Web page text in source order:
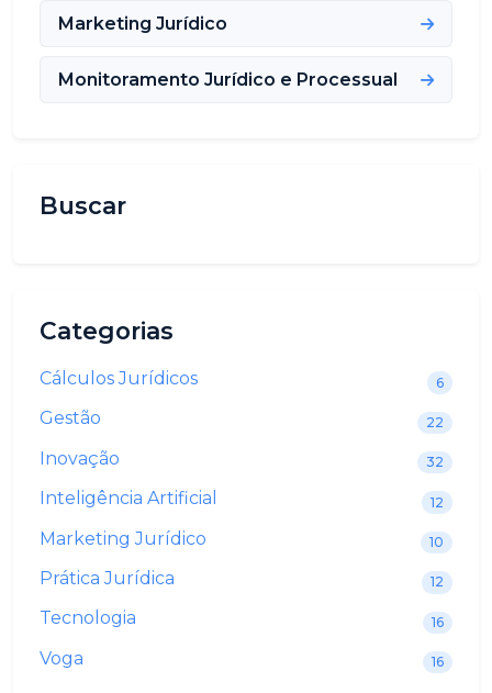
Marketing Jurídico
Monitoramento Jurídico e Processual
Buscar
Categorias
Cálculos Jurídicos 6
Gestão 22
Inovação 32
Inteligência Artificial 12
Marketing Jurídico 10
Prática Jurídica 12
Tecnologia 16
Voga 16